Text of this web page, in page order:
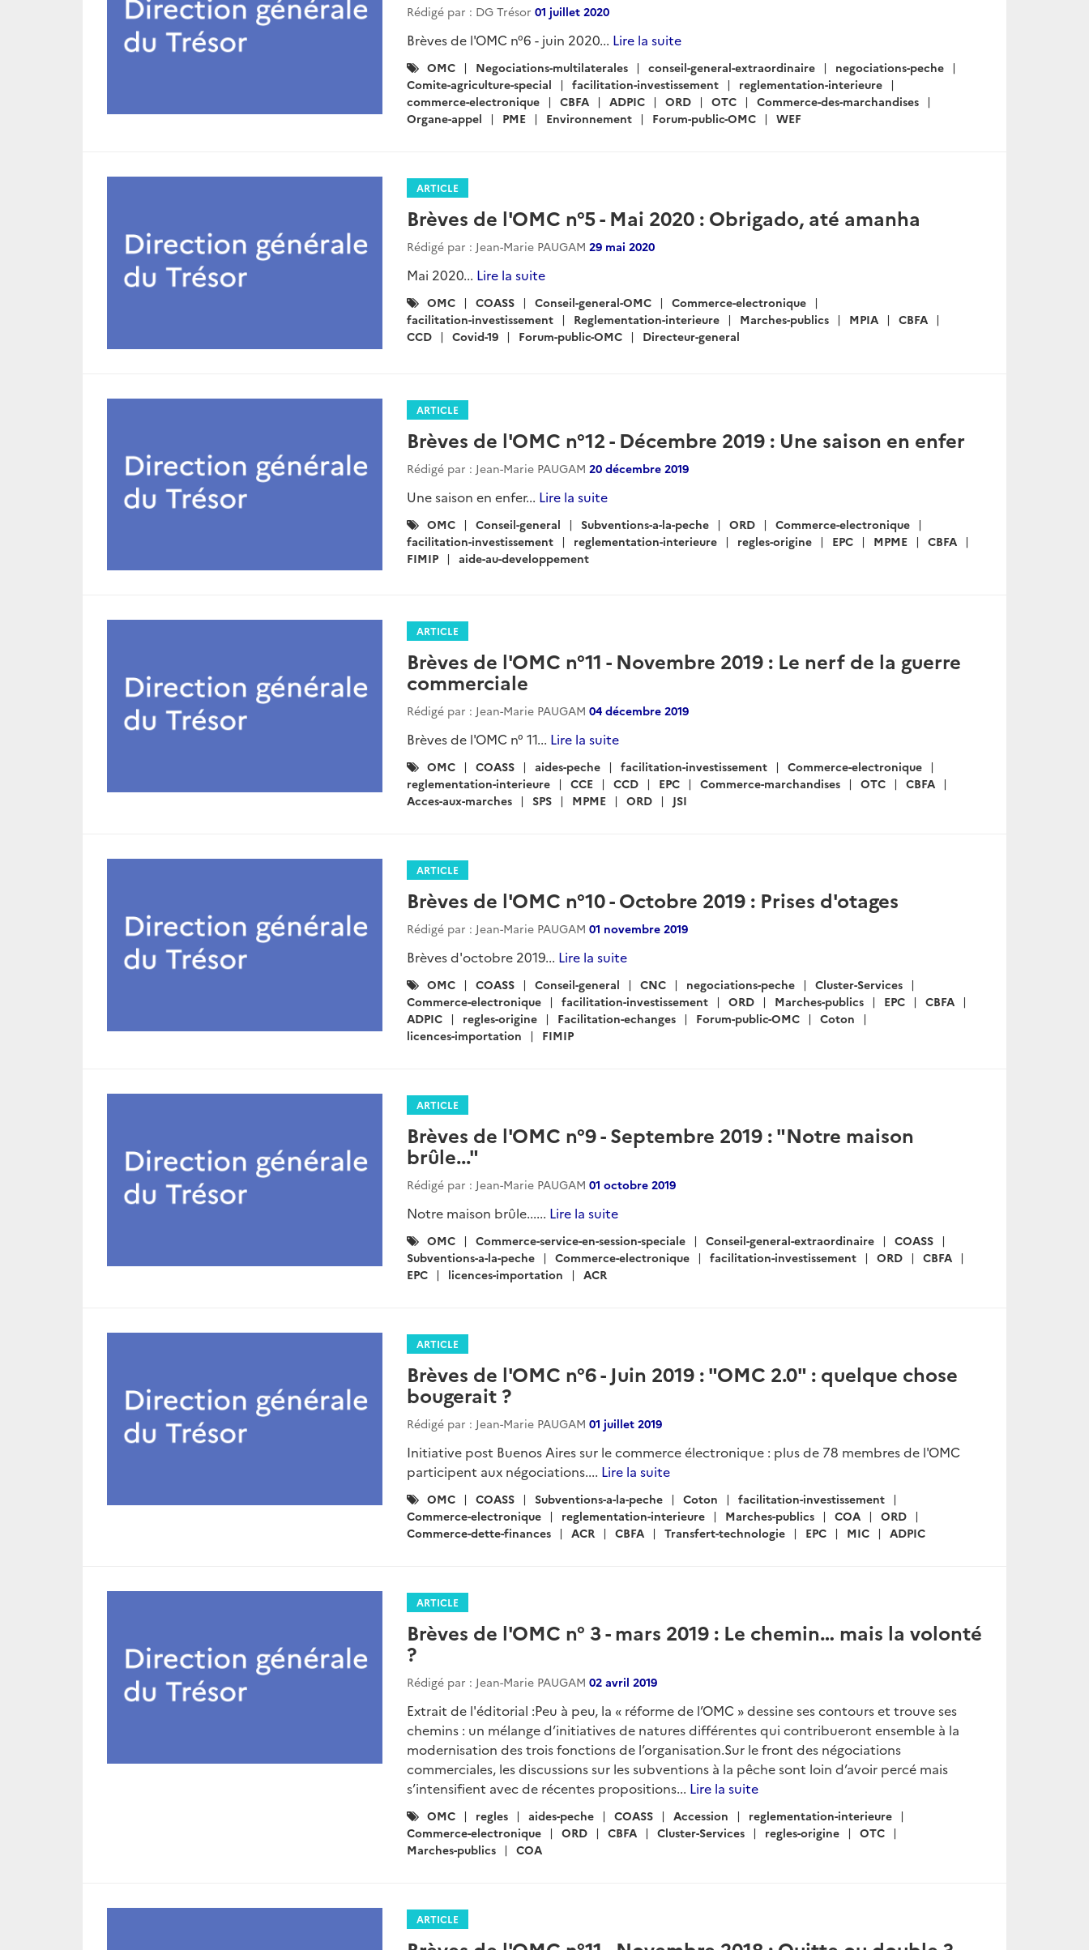
Rédigé par : DG Trésor 01 juillet 2020
Brèves de l'OMC n°6 - juin 2020... Lire la suite
Catégories
:
OMC Negociations-multilaterales conseil-general-extraordinaire
negociations-peche
Comite-agriculture-special
facilitation-investissement
reglementation-interieure
commerce-electronique
CBFA ADPIC ORD OTC
Commerce-des-marchandises
Organe-appel
PME Environnement Forum-public-OMC WEF
ARTICLE
Brèves de l'OMC n°5 - Mai 2020 : Obrigado, até amanha
Rédigé par : Jean-Marie PAUGAM 29 mai 2020
Mai 2020... Lire la suite
Catégories
:
OMC COASS Conseil-general-OMC
Commerce-electronique
facilitation-investissement
Reglementation-interieure Marches-publics MPIA
CBFA
CCD
Covid-19 Forum-public-OMC Directeur-general
ARTICLE
Brèves de l'OMC n°12 - Décembre 2019 : Une saison en enfer
Rédigé par : Jean-Marie PAUGAM 20 décembre 2019
Une saison en enfer... Lire la suite
Catégories
:
OMC Conseil-general Subventions-a-la-peche ORD
Commerce-electronique
facilitation-investissement
reglementation-interieure regles-origine EPC MPME
CBFA
FIMIP
aide-au-developpement
ARTICLE
Brèves de l'OMC n°11 - Novembre 2019 : Le nerf de la guerre
commerciale
Rédigé par : Jean-Marie PAUGAM 04 décembre 2019
Brèves de l'OMC n° 11... Lire la suite
Catégories
:
OMC COASS aides-peche facilitation-investissement
Commerce-electronique
reglementation-interieure
CCE CCD EPC Commerce-marchandises OTC
CBFA
Acces-aux-marches
SPS MPME ORD JSI
ARTICLE
Brèves de l'OMC n°10 - Octobre 2019 : Prises d'otages
Rédigé par : Jean-Marie PAUGAM 01 novembre 2019
Brèves d'octobre 2019... Lire la suite
Catégories
:
OMC COASS Conseil-general CNC negociations-peche
Cluster-Services
Commerce-electronique
facilitation-investissement ORD Marches-publics EPC
CBFA
ADPIC
regles-origine Facilitation-echanges Forum-public-OMC
Coton
licences-importation
FIMIP
ARTICLE
Brèves de l'OMC n°9 - Septembre 2019 : "Notre maison
brûle..."
Rédigé par : Jean-Marie PAUGAM 01 octobre 2019
Notre maison brûle...... Lire la suite
Catégories
:
OMC Commerce-service-en-session-speciale Conseil-general-extraordinaire
COASS
Subventions-a-la-peche
Commerce-electronique facilitation-investissement ORD
CBFA
EPC
licences-importation ACR
ARTICLE
Brèves de l'OMC n°6 - Juin 2019 : "OMC 2.0" : quelque chose
bougerait ?
Rédigé par : Jean-Marie PAUGAM 01 juillet 2019
Initiative post Buenos Aires sur le commerce électronique : plus de 78 membres de l'OMC
participent aux négociations.... Lire la suite
Catégories
:
OMC COASS Subventions-a-la-peche Coton
facilitation-investissement
Commerce-electronique
reglementation-interieure Marches-publics COA
ORD
Commerce-dette-finances
ACR CBFA Transfert-technologie EPC MIC ADPIC
ARTICLE
Brèves de l'OMC n° 3 - mars 2019 : Le chemin… mais la volonté
?
Rédigé par : Jean-Marie PAUGAM 02 avril 2019
Extrait de l'éditorial :Peu à peu, la « réforme de l’OMC » dessine ses contours et trouve ses
chemins : un mélange d’initiatives de natures différentes qui contribueront ensemble à la
modernisation des trois fonctions de l’organisation.Sur le front des négociations
commerciales, les discussions sur les subventions à la pêche sont loin d’avoir percé mais
s’intensifient avec de récentes propositions... Lire la suite
Catégories
:
OMC regles aides-peche COASS Accession
reglementation-interieure
Commerce-electronique
ORD CBFA Cluster-Services regles-origine
OTC
Marches-publics
COA
ARTICLE